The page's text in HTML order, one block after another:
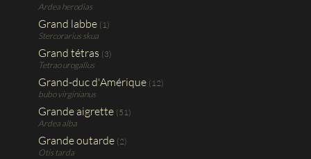
Ardea herodias
Grand labbe (1)
Stercorarius skua
Grand tétras (3)
Tetrao urogallus
Grand-duc d'Amérique (12)
bubo virginianus
Grande aigrette (51)
Ardea alba
Grande outarde (2)
Otis tarda